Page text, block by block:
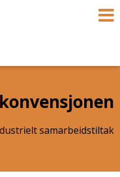
samarbeidstiltak